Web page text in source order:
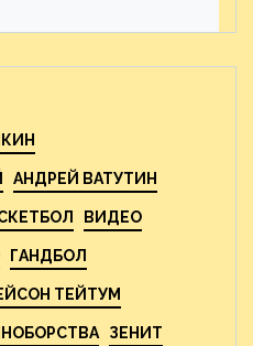
финала
АНДРЕЙ ВАТУТИН
ВИДЕО
ГАНДБОЛ
ТЕЙТУМ
ЗЕНИТ